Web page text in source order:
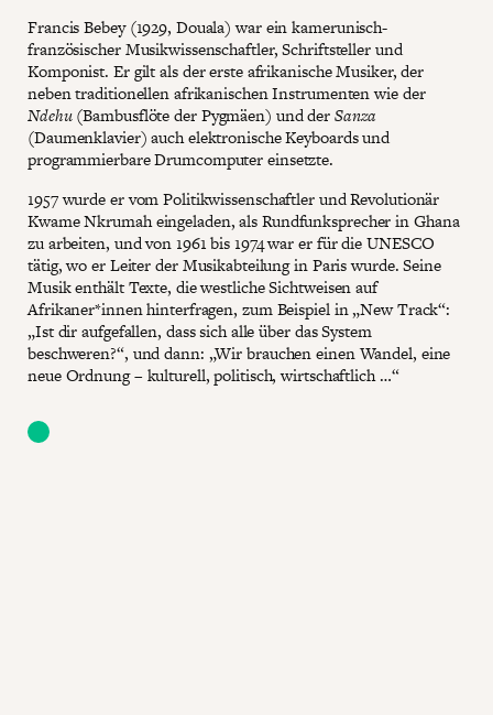
Francis Bebey (1929, Douala) war ein kamerunisch-
französischer Musikwissenschaftler, Schriftsteller und
Komponist. Er gilt als der erste afrikanische Musiker, der
neben traditionellen afrikanischen Instrumenten wie der
Ndehu(Bambusflöte der Pygmäen) und derSanza
(Daumenklavier) auch elektronische Keyboards und
programmierbare Drumcomputer einsetzte.
1957 wurde er vom Politikwissenschaftler und Revolutionär
Kwame Nkrumah eingeladen, als Rundfunksprecher in Ghana
zu arbeiten, und von 1961 bis 1974 war er für die UNESCO
tätig, wo er Leiter der Musikabteilung in Paris wurde. Seine
Musik enthält Texte, die westliche Sichtweisen auf
Afrikaner*innen hinterfragen, zum Beispiel in „New Track“:
„Ist dir aufgefallen, dass sich alle über das System
beschweren?“, und dann: „Wir brauchen einen Wandel, eine
neue Ordnung – kulturell, politisch, wirtschaftlich …“